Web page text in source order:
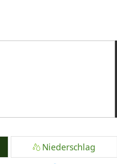
Niederschlag